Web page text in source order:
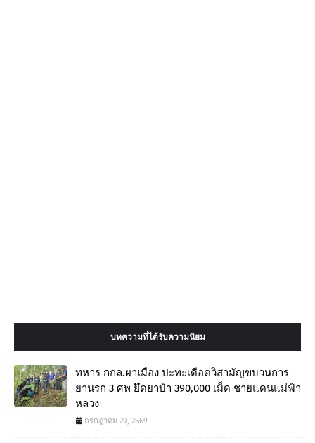
บทความที่ได้รับความนิยม
ทหาร กกล.ผาเมือง ปะทะเดือดวิสามัญขบวนการ
ยานรก 3 ศพ ยึดยาบ้า 390,000 เม็ด ชายแดนแม่ฟ้า
หลวง
กรกฎาคม 29, 2569